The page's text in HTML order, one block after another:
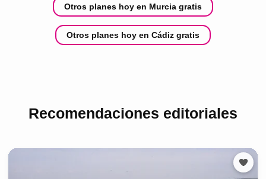
Otros planes hoy en Murcia gratis
Otros planes hoy en Cádiz gratis
Recomendaciones editoriales